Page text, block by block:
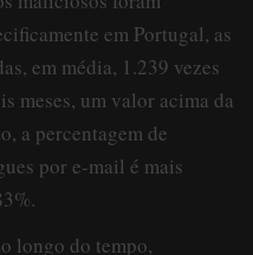
em Portugal, as
em média, 1.239 vezes
meses, um valor acima da
a percentagem de
por e-mail é mais
longo do tempo,